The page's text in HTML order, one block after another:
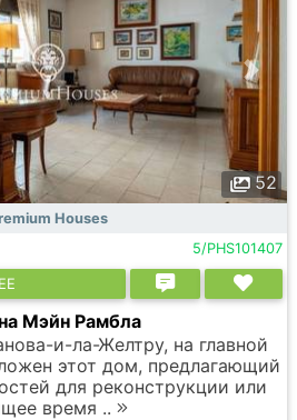
52
Houses
5/PHS101407
Мэйн Рамбла
и-ла-Желтру, на главной
этот дом, предлагающий
для реконструкции или
время ..